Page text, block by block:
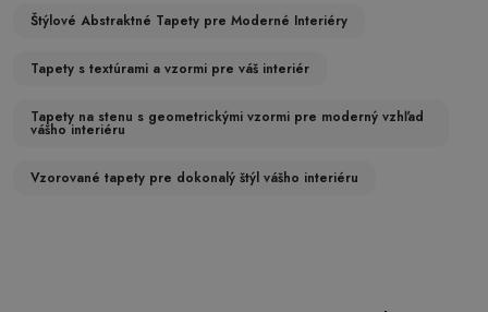
Štýlové Abstraktné Tapety pre Moderné Interiéry
Tapety s textúrami a vzormi pre váš interiér
Tapety na stenu s geometrickými vzormi pre moderný vzhľad
vášho interiéru
Vzorované tapety pre dokonalý štýl vášho interiéru